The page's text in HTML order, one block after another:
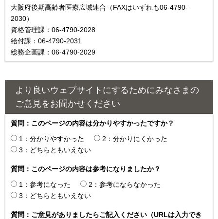
大阪府後期高齢者医療広域連合（FAXはいずれも06-4790-
2030）
資格管理課：06-4790-2028
給付課：06-4790-2031
総務企画課：06-4790-2029
より良いウェブサイトにするためにみなさまの
ご意見をお聞かせください
質問：このページの内容は分かりやすかったですか？
1：分かりやすかった
2：分かりにくかった
3：どちらともいえない
質問：このページの内容は参考になりましたか？
1：参考になった
2：参考にならなかった
3：どちらともいえない
質問：ご意見がありましたらご記入ください（URLは入力でき